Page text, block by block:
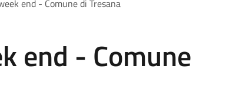
end - Comune di Tresana
end - Comune